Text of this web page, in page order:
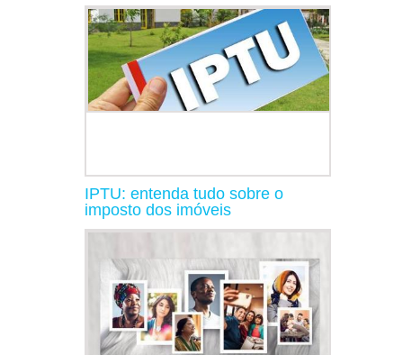
IPTU: entenda tudo sobre o
imposto dos imóveis